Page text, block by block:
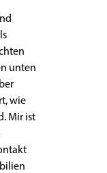
unten
wie
Mir ist